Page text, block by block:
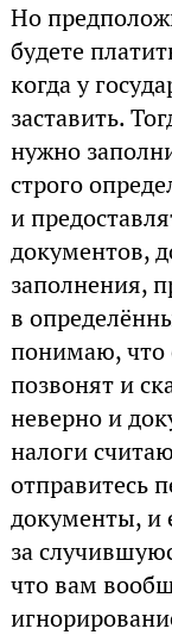
Но
будете
когда у
заставить.
нужно
строго
и
документов,
заполнения,
в
понимаю, что
позвонят и
неверно и
налоги
отправитесь
документы, и
за
что вам